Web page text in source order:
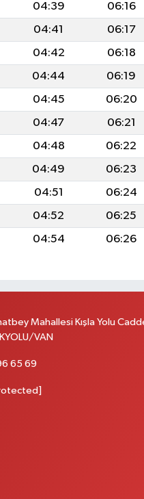
04:39 06:16
04:41 06:17
04:42 06:18
04:44 06:19
04:45 06:20
04:47 06:21
04:48 06:22
04:49 06:23
04:51 06:24
04:52 06:25
04:54 06:26
Mahallesi Kışla Yolu
VAN
65 69